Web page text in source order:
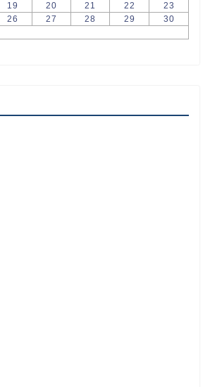
19 20 21 22
23
26 27 28 29
30